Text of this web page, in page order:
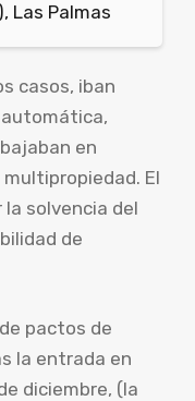
Las Palmas
casos, iban
en
El
solvencia del
de
pactos de
la entrada en
diciembre, (la